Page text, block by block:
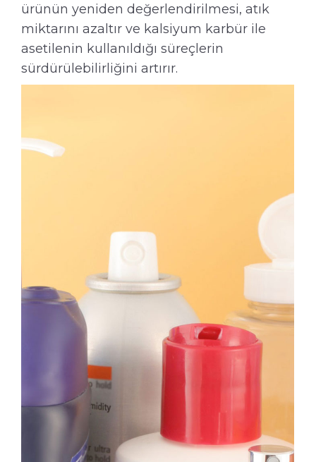
ürünün yeniden değerlendirilmesi, atık
miktarını azaltır ve kalsiyum karbür ile
asetilenin kullanıldığı süreçlerin
sürdürülebilirliğini artırır.